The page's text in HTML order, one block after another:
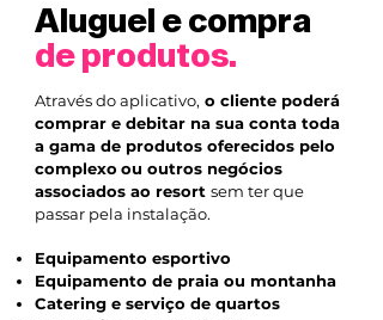
Aluguel e compra
de produtos.
Através do aplicativo, o cliente poderá
comprar e debitar na sua conta toda
a gama de produtos oferecidos pelo
complexo ou outros negócios
associados ao resort sem ter que
passar pela instalação.
Equipamento esportivo
Equipamento de praia ou montanha
Catering e serviço de quartos